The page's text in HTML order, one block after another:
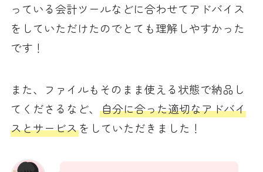
っている会計ツールなどに合わせてアドバイス
をしていただけたのでとても理解しやすかった
です！
また、ファイルもそのまま使える状態で納品し
てくださるなど、 自分に合った適切なアドバイ
スとサービスをしていただきました！